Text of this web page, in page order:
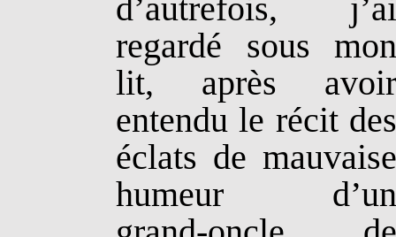
d’autrefois,
regardé sous
lit, après
entendu le récit
éclats de
humeur